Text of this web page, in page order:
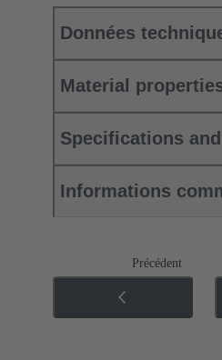
Données
Material
Specifications
Informations
Précédent